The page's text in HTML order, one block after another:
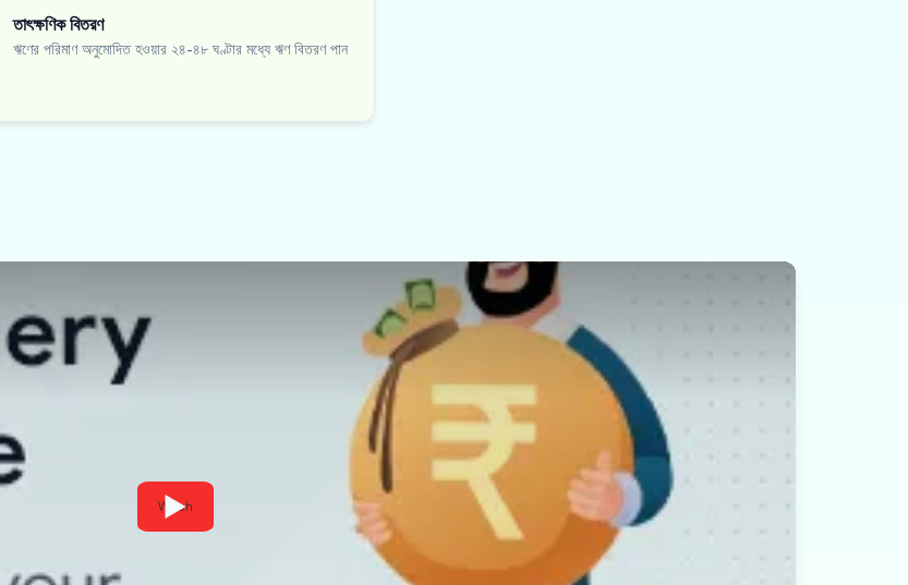
তাৎক্ষণিক বিতরণ
ঋণের পরিমাণ অনুমোদিত হওয়ার ২৪-৪৮ ঘণ্টার মধ্যে ঋণ বিতরণ পান
Watch